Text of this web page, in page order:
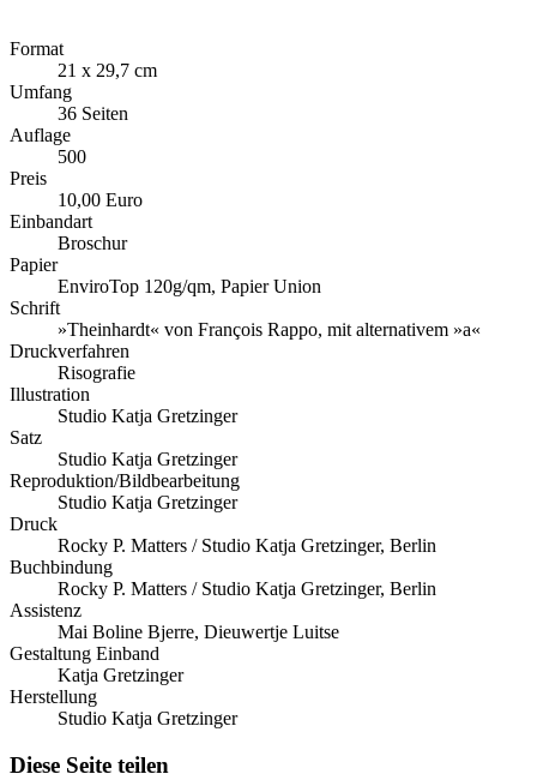
Format
21 x 29,7 cm
Umfang
36 Seiten
Auflage
500
Preis
10,00 Euro
Einbandart
Broschur
Papier
EnviroTop 120g/qm, Papier Union
Schrift
»Theinhardt« von François Rappo, mit alternativem »a«
Druckverfahren
Risografie
Illustration
Studio Katja Gretzinger
Satz
Studio Katja Gretzinger
Reproduktion/Bildbearbeitung
Studio Katja Gretzinger
Druck
Rocky P. Matters / Studio Katja Gretzinger, Berlin
Buchbindung
Rocky P. Matters / Studio Katja Gretzinger, Berlin
Assistenz
Mai Boline Bjerre, Dieuwertje Luitse
Gestaltung Einband
Katja Gretzinger
Herstellung
Studio Katja Gretzinger
Diese Seite teilen